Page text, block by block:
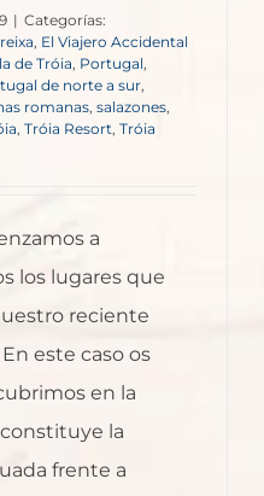
| Categorías:
, El Viajero Accidental
de Tróia, Portugal,
de norte a sur,
romanas, salazones,
, Tróia Resort, Tróia
a
los lugares que
reciente
este caso os
en la
la
frente a